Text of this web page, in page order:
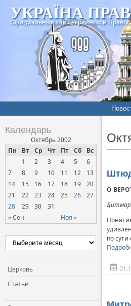
УКРАЇНА
Официальный сайт Украинской
Календарь
Октябрь 2002
Пн
Вт Ср Чт Пт Сб Вс
« Сен Ноя »
1 2 3 4 5
6
7
8 9 10 11 12
13
14
15 16 17 18 19
20
21
22 23 24 25 26
27
28
29 30 31
Церковь
Статьи
О
Дитмар
по